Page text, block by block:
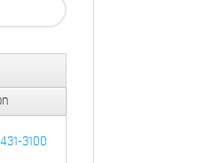
3100